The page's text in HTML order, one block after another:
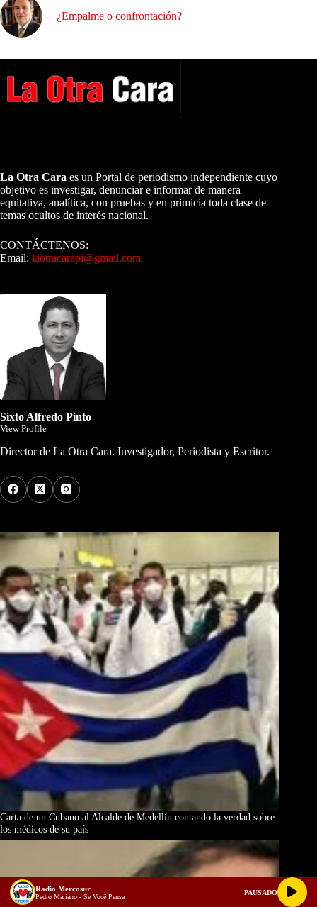
¿Empalme o confrontación?
La Otra Cara es un Portal de periodismo independiente cuyo
objetivo es investigar, denunciar e informar de manera
equitativa, analítica, con pruebas y en primicia toda clase de
temas ocultos de interés nacional.
CONTÁCTENOS:
Email: laotracarapi@gmail.com
Sixto Alfredo Pinto
View Profile
Director de La Otra Cara. Investigador, Periodista y Escritor.
Carta de un Cubano al Alcalde de Medellín contando la verdad sobre
los médicos de su país
Radio Mercosur
Pedro Mariano - Se Você Pensa
PAUSADO